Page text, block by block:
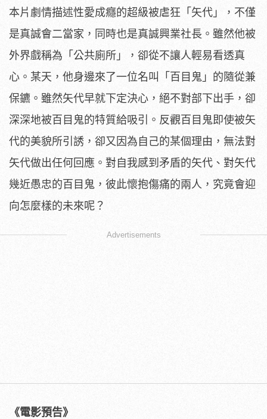
本片劇情描述性愛成癮的超級被虐狂 「矢代」，不僅
是真誠會二當家，同時也是真誠興業社長。 雖然他被
外界戲稱為「公共廁所」，卻從不讓人輕易看透真
心。 某天，他身邊來了一位名叫「百目鬼」的隨從兼
保鑣。 雖然矢代早就下定決心，絕不對部下出手， 卻
深深地被百目鬼的特質給吸引。 反觀百目鬼即使被矢
代的美貌所引誘，卻又因為自己的某個理由， 無法對
矢代做出任何回應。對自我感到矛盾的矢代、 對矢代
幾近愚忠的百目鬼，彼此懷抱傷痛的兩人， 究竟會迎
向怎麼樣的未來呢？
Advertisements
《電影預告》